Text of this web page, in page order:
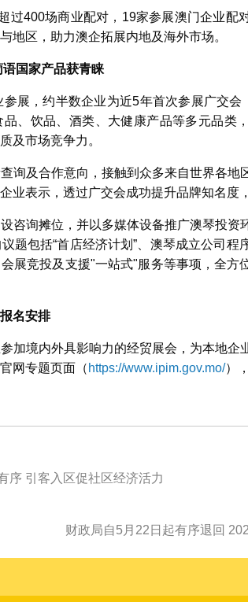
过400场商业配对，19家参展澳门企业配
地区，助力澳企拓展内地及海外市场。
国家产品获青睐
展，约半数企业为近5年首次参展广交会
、饮品、酒类、大健康产品等多元品类
及市场竞争力。
询及合作意向，接触到众多来自世界各地
业表示，透过广交会成功提升品牌知名度
咨询摊位，并以多媒体设备推广澳琴投资
题包括“首店经济计划”、澳琴成立公司程
展竞投及支援"一站式"服务等事项，全方
名安排
加境内外具影响力的经贸展会，为本地企
网专题页面（ https://www.ipim.gov.mo/）
序 引客入区促社区经济活力
财政局自5月22日起有序退回